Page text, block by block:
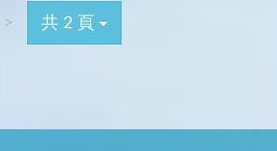
> 共 2 頁